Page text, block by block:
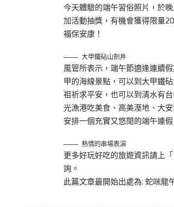
今天體驗的端午習俗照片，於
加活動抽獎，有機會獲得限量
福保安康！
大甲鐵砧山劍井
風管所表示，端午節適逢連續
甲的海線景點，可以到大甲鐵
祖祈求平安，也可以到清水有
光漁港吃美食、高美溼地、大
安排一個充實又悠閒的端午連假
熱情的串場表演
更多好玩好吃的旅遊資訊請上
詢。
此篇文章最開始出處為: 蛇咪龍